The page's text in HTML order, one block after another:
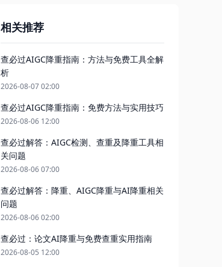
相关推荐
查必过AIGC降重指南：方法与免费工具全解
析
2026-08-07 02:00
查必过AIGC降重指南：免费方法与实用技巧
2026-08-06 12:00
查必过解答：AIGC检测、查重及降重工具相
关问题
2026-08-06 07:00
查必过解答：降重、AIGC降重与AI降重相关
问题
2026-08-06 02:00
查必过：论文AI降重与免费查重实用指南
2026-08-05 12:00